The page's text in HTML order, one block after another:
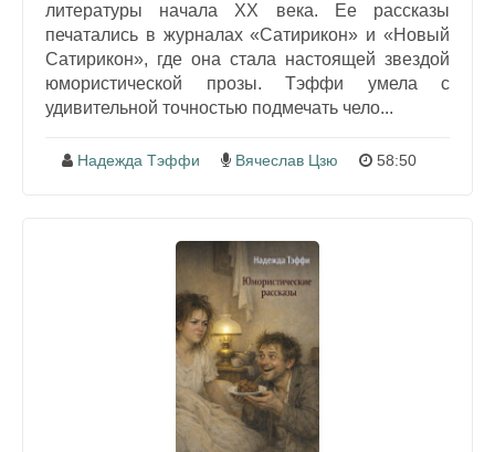
литературы начала XX века. Ее рассказы
печатались в журналах «Сатирикон» и «Новый
Сатирикон», где она стала настоящей звездой
юмористической прозы. Тэффи умела с
удивительной точностью подмечать чело...
Надежда Тэффи Вячеслав Цзю 58:50